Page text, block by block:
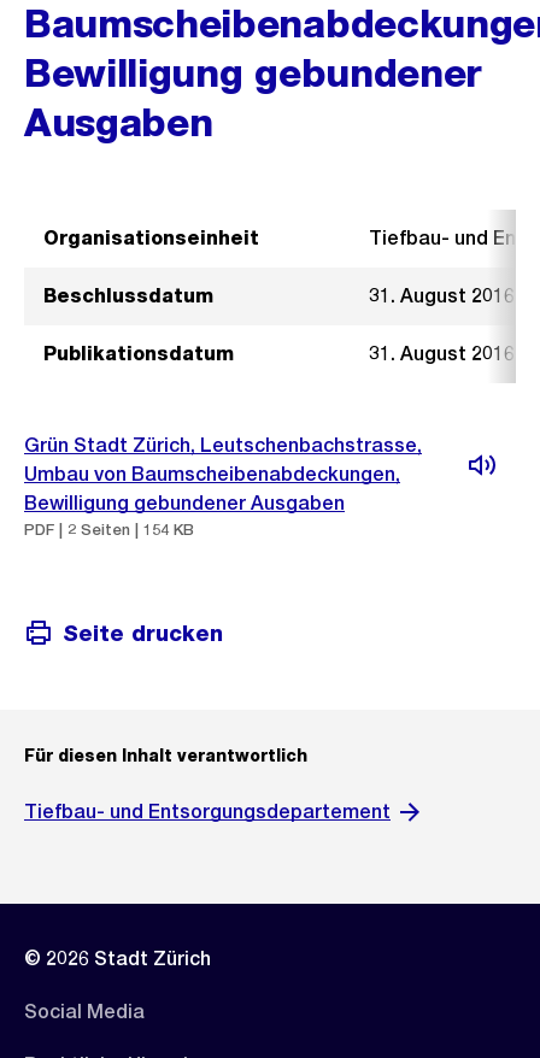
Bewilligung gebundener
Ausgaben
Organisationseinheit Tiefbau- und
Beschlussdatum 31. August 2016
Publikationsdatum 31. August 2016
Grün Stadt Zürich, Leutschenbachstrasse,
Umbau von Baumscheibenabdeckungen,
Bewilligung gebundener Ausgaben
PDF | 2 Seiten | 154 KB
Seite drucken
Für diesen Inhalt verantwortlich
Tiefbau- und Entsorgungsdepartement
© 2026 Stadt Zürich
Social Media